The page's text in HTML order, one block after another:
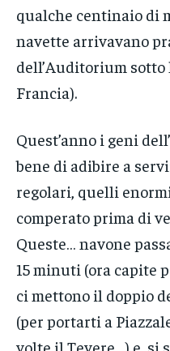
qualche centinaio di
navette arrivavano
dell’Auditorium sotto
Francia).
Quest’anno i geni
bene di adibire a
regolari, quelli
comperato prima di
Queste… navone
15 minuti (ora capite
ci mettono il doppio
(per portarti a
volte il Tevere…) e si